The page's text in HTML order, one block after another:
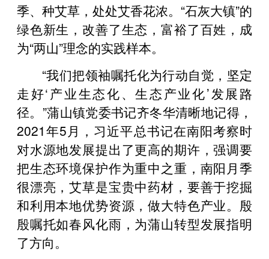
季、种艾草，处处艾香花浓。“石灰大镇”的
绿色新生，改善了生态，富裕了百姓，成
为“两山”理念的实践样本。
“我们把领袖嘱托化为行动自觉，坚定
走好‘产业生态化、生态产业化’发展路
径。”蒲山镇党委书记齐冬华清晰地记得，
2021年5月，习近平总书记在南阳考察时
对水源地发展提出了更高的期许，强调要
把生态环境保护作为重中之重，南阳月季
很漂亮，艾草是宝贵中药材，要善于挖掘
和利用本地优势资源，做大特色产业。殷
殷嘱托如春风化雨，为蒲山转型发展指明
了方向。